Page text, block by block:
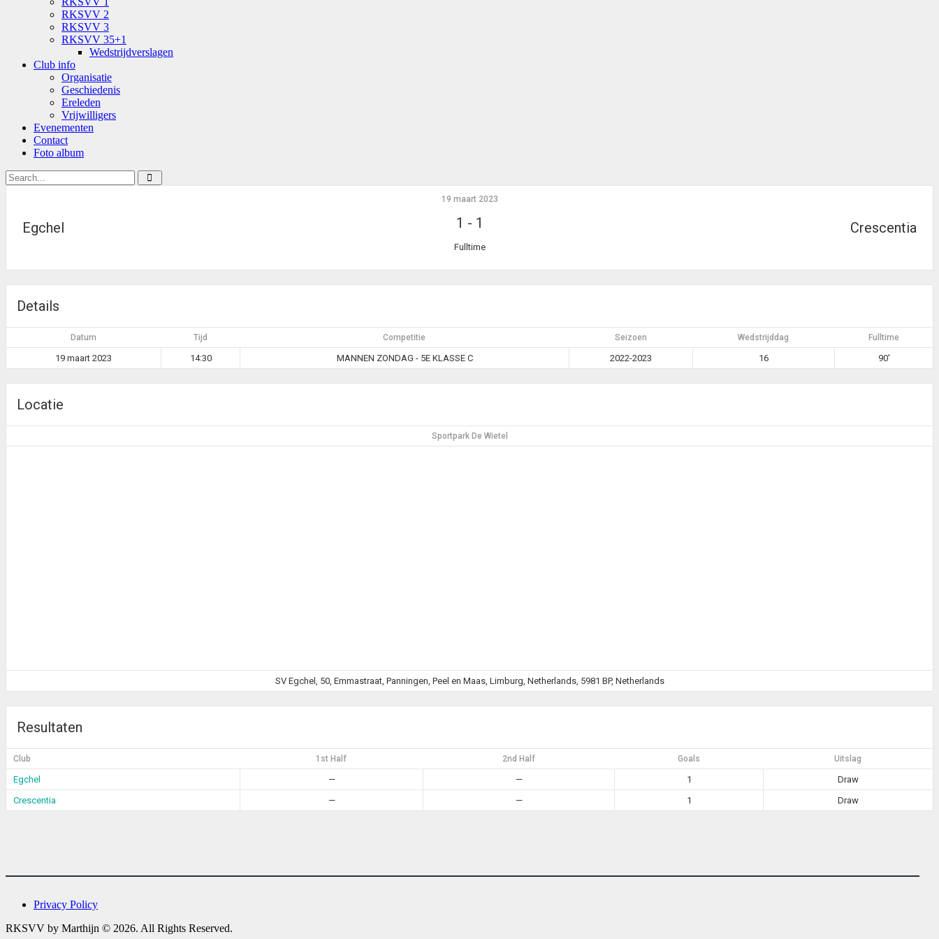
RKSVV 2
RKSVV 3
RKSVV 35+1
Wedstrijdverslagen
Club info
Organisatie
Geschiedenis
Ereleden
Vrijwilligers
Evenementen
Contact
Foto album
Egchel Crescentia
19 maart 2023
1 - 1
Fulltime
Details
Datum Tijd Competitie Seizoen Wedstrijddag Fulltime
19 maart 2023 14:30 MANNEN ZONDAG - 5E KLASSE C 2022-2023 16 90'
Locatie
Sportpark De Wietel
SV Egchel, 50, Emmastraat, Panningen, Peel en Maas, Limburg, Netherlands, 5981 BP, Netherlands
Resultaten
Club 1st Half 2nd Half Goals Uitslag
Egchel — — 1
Draw
Crescentia
— — 1 Draw
Privacy Policy
RKSVV by Marthijn © 2026. All Rights Reserved.